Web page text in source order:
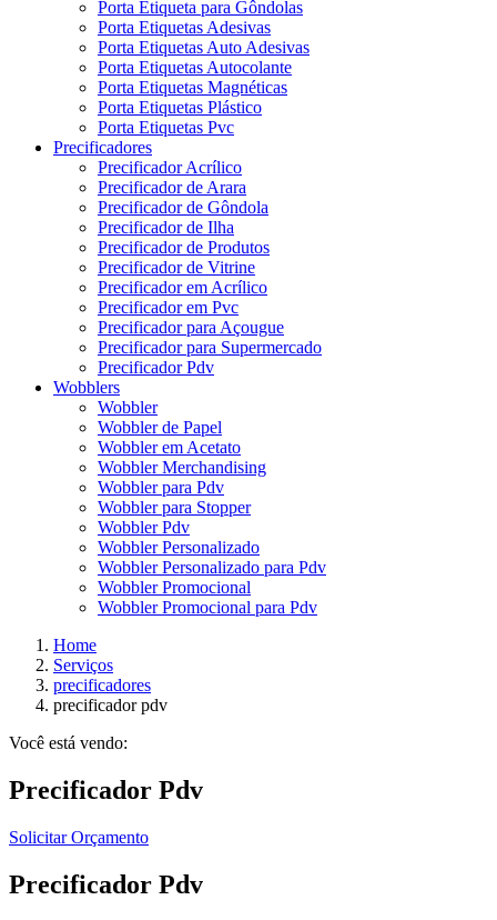
Porta Etiqueta para Gôndolas
Porta Etiquetas Adesivas
Porta Etiquetas Auto Adesivas
Porta Etiquetas Autocolante
Porta Etiquetas Magnéticas
Porta Etiquetas Plástico
Porta Etiquetas Pvc
Precificadores
Precificador Acrílico
Precificador de Arara
Precificador de Gôndola
Precificador de Ilha
Precificador de Produtos
Precificador de Vitrine
Precificador em Acrílico
Precificador em Pvc
Precificador para Açougue
Precificador para Supermercado
Precificador Pdv
Wobblers
Wobbler
Wobbler de Papel
Wobbler em Acetato
Wobbler Merchandising
Wobbler para Pdv
Wobbler para Stopper
Wobbler Pdv
Wobbler Personalizado
Wobbler Personalizado para Pdv
Wobbler Promocional
Wobbler Promocional para Pdv
Home
Serviços
precificadores
precificador pdv
Você está vendo:
Precificador Pdv
Solicitar Orçamento
Precificador Pdv